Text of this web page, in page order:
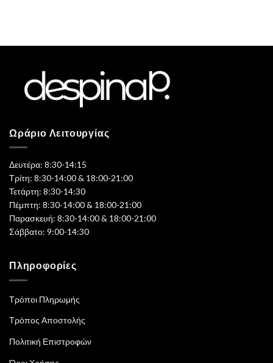
Ωράριο Λειτουργίας
Δευτέρα: 8:30-14:15
Τρίτη: 8:30-14:00 & 18:00-21:00
Τετάρτη: 8:30-14:30
Πέμπτη: 8:30-14:00 & 18:00-21:00
Παρασκευή: 8:30-14:00 & 18:00-21:00
Σάββατο: 9:00-14:30
Πληροφορίες
Τρόποι Πληρωμής
Τρόπος Αποστολής
Πολιτική Επιστροφών